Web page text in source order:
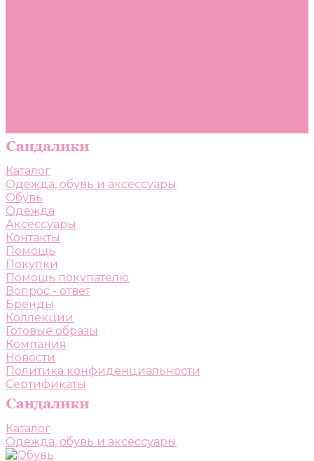
Каталог
Одежда, обувь и аксессуары
Обувь
Одежда
Аксессуары
Контакты
Помощь
Покупки
Помощь покупателю
Вопрос - ответ
Бренды
Коллекции
Готовые образы
Компания
Новости
Политика конфиденциальности
Сертификаты
Каталог
Одежда, обувь и аксессуары